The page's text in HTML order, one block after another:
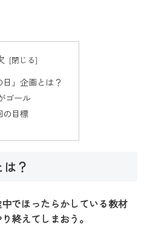
日」企画とは？
ゴール
の目標
は？
でほったらかしている教材
終えてしまおう。